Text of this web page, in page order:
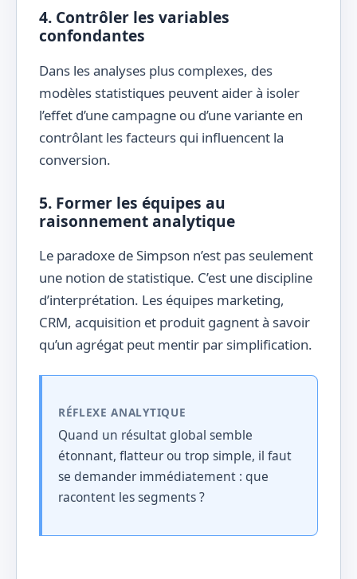
4. Contrôler les variables
confondantes
Dans les analyses plus complexes, des
modèles statistiques peuvent aider à isoler
l’effet d’une campagne ou d’une variante en
contrôlant les facteurs qui influencent la
conversion.
5. Former les équipes au
raisonnement analytique
Le paradoxe de Simpson n’est pas seulement
une notion de statistique. C’est une discipline
d’interprétation. Les équipes marketing,
CRM, acquisition et produit gagnent à savoir
qu’un agrégat peut mentir par simplification.
RÉFLEXE ANALYTIQUE
Quand un résultat global semble
étonnant, flatteur ou trop simple, il faut
se demander immédiatement : que
racontent les segments ?